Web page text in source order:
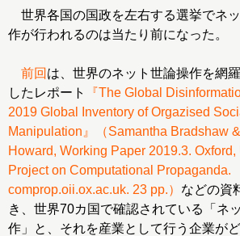
世界各国の国政を左右する選挙でネ
作が行われるのは当たり前になった。
前回 は、世界のネット世論操作を網
したレポート
『The Global
2019 Global Inventory of Orgazised
Manipulation』（Samantha Bradshaw
Howard, Working Paper 2019.3. Oxford,
Project on Computational Propaganda.
comprop.oii.ox.ac.uk. 23 pp.） などの資
き、世界70カ国で確認されている「ネ
作」と、それを産業として行う企業が